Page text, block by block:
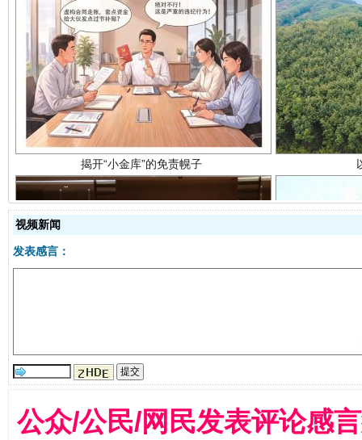
揭开“小金库”的免责幌子
受贿1.44亿！段成刚被判无期 从幼
视频新闻
发表感言：
公众/公民/网民发表评论感